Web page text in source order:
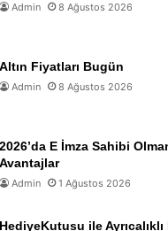
Admin 8 Ağustos 2026
Altın Fiyatları Bugün
Admin 8 Ağustos 2026
2026’da E İmza Sahibi
Avantajlar
Admin 1 Ağustos 2026
HediyeKutusu ile